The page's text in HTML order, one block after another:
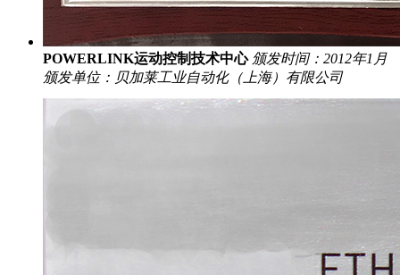
POWERLINK运动控制技术中心 颁发时间：2012年1月
颁发单位：贝加莱工业自动化（上海）有限公司